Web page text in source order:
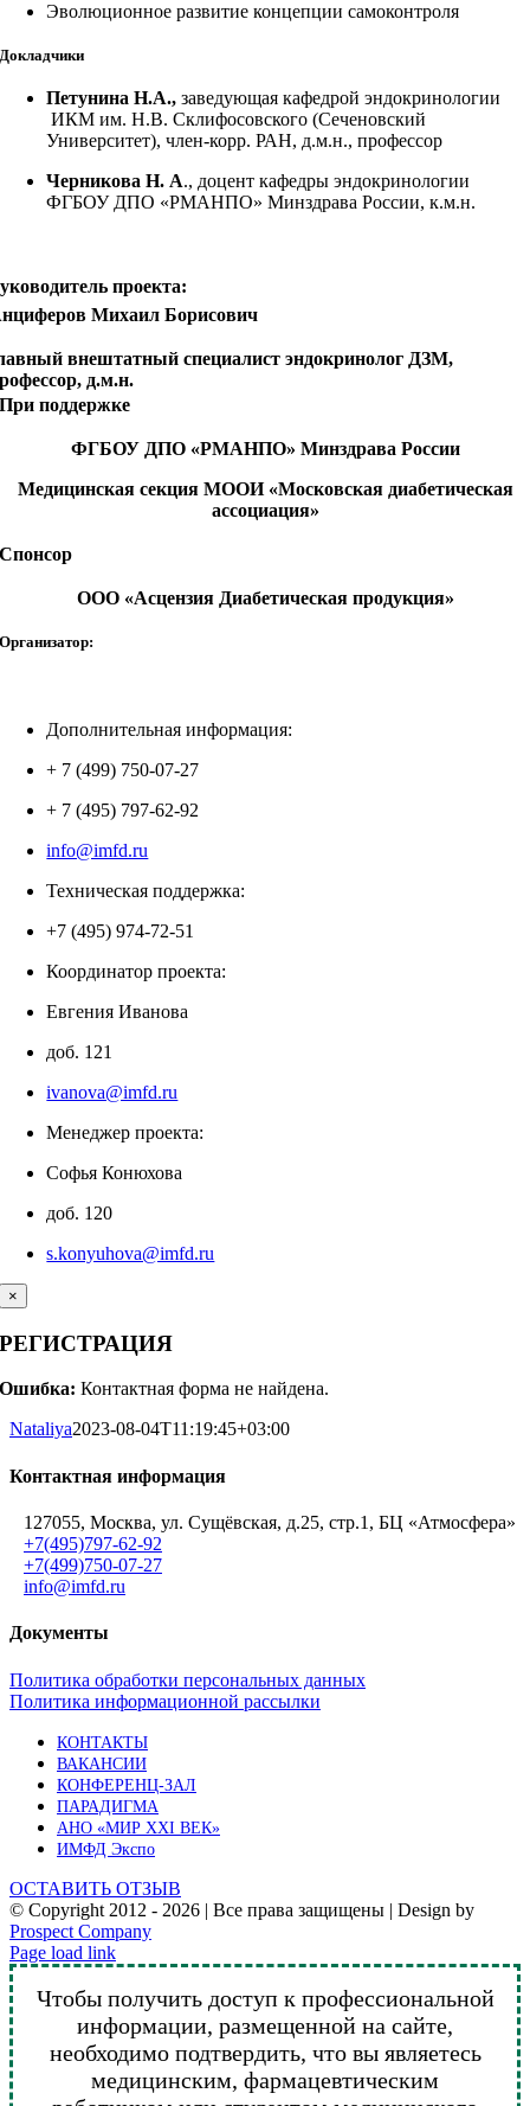
Эволюционное развитие концепции самоконтроля
Докладчики
Петунина Н.А.,заведующая кафедрой эндокринологии
ИКМ им. Н.В. Склифосовского (Сеченовский
Университет), член-корр. РАН, д.м.н., профессор
Черникова Н. А., доцент кафедры эндокринологии
ФГБОУ ДПО «РМАНПО» Минздрава России, к.м.н.
проекта:
Михаил Борисович
внештатный специалист эндокринолог ДЗМ,
д.м.н.
При поддержке
ФГБОУ ДПО «РМАНПО» Минздрава России
Медицинская секция МООИ «Московская диабетическая
ассоциация»
Спонсор
ООО «Асцензия Диабетическая продукция»
Организатор:
Дополнительная информация:
+ 7 (499) 750-07-27
+ 7 (495) 797-62-92
info@imfd.ru
Техническая поддержка:
+7 (495) 974-72-51
Координатор проекта:
Евгения Иванова
доб. 121
ivanova@imfd.ru
Менеджер проекта:
Софья Конюхова
доб. 120
s.konyuhova@imfd.ru
×
РЕГИСТРАЦИЯ
Ошибка: Контактная форма не найдена.
Nataliya2023-08-04T11:19:45+03:00
Контактная информация
127055, Москва, ул. Сущёвская, д.25, стр.1, БЦ «Атмосфера»
+7(495)797-62-92
+7(499)750-07-27
info@imfd.ru
Документы
Политика обработки персональных данных
Политика информационной рассылки
КОНТАКТЫ
ВАКАНСИИ
КОНФЕРЕНЦ-ЗАЛ
ПАРАДИГМА
АНО «МИР XXI ВЕК»
ИМФД Экспо
ОСТАВИТЬ ОТЗЫВ
© Copyright 2012 - 2026 | Все права защищены | Design by
Prospect Company
Vk
Telegram
YouTube
Email
Page load link
Чтобы получить доступ к профессиональной
информации, размещенной на сайте,
необходимо подтвердить, что вы являетесь
медицинским, фармацевтическим